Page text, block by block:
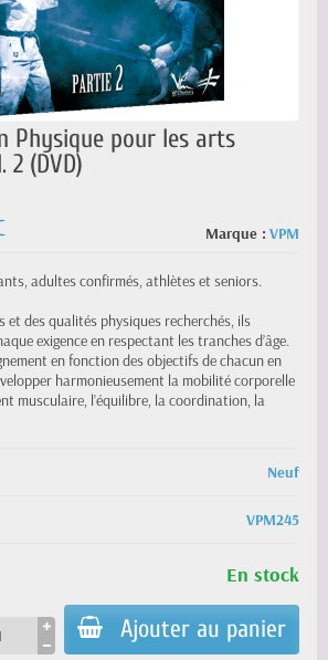
Physique pour les arts
(DVD)
Marque : VPM
adultes confirmés, athlètes et seniors.
et des qualités physiques recherchés, ils
exigence en respectant les tranches d’âge.
en fonction des objectifs de chacun en
harmonieusement la mobilité corporelle
musculaire, l’équilibre, la coordination, la
Neuf
VPM245
En stock
Ajouter au panier